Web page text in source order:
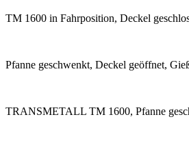
TM 1600 in Fahrposition, Deckel
Pfanne geschwenkt, Deckel geöffnet,
TRANSMETALL TM 1600, Pfanne